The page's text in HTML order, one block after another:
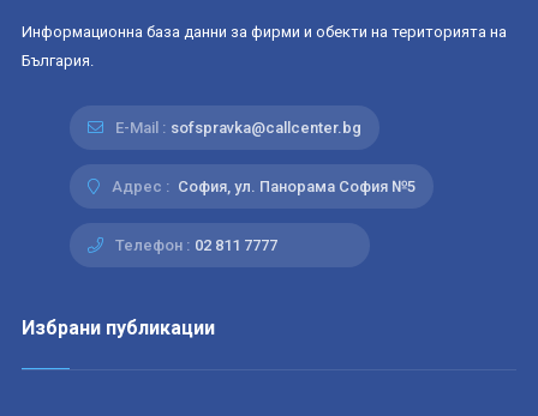
Информационна база данни за фирми и обекти на територията на
България.
E-Mail : sofspravka@callcenter.bg
Адрес : София, ул. Панорама София №5
Телефон : 02 811 7777
Избрани публикации